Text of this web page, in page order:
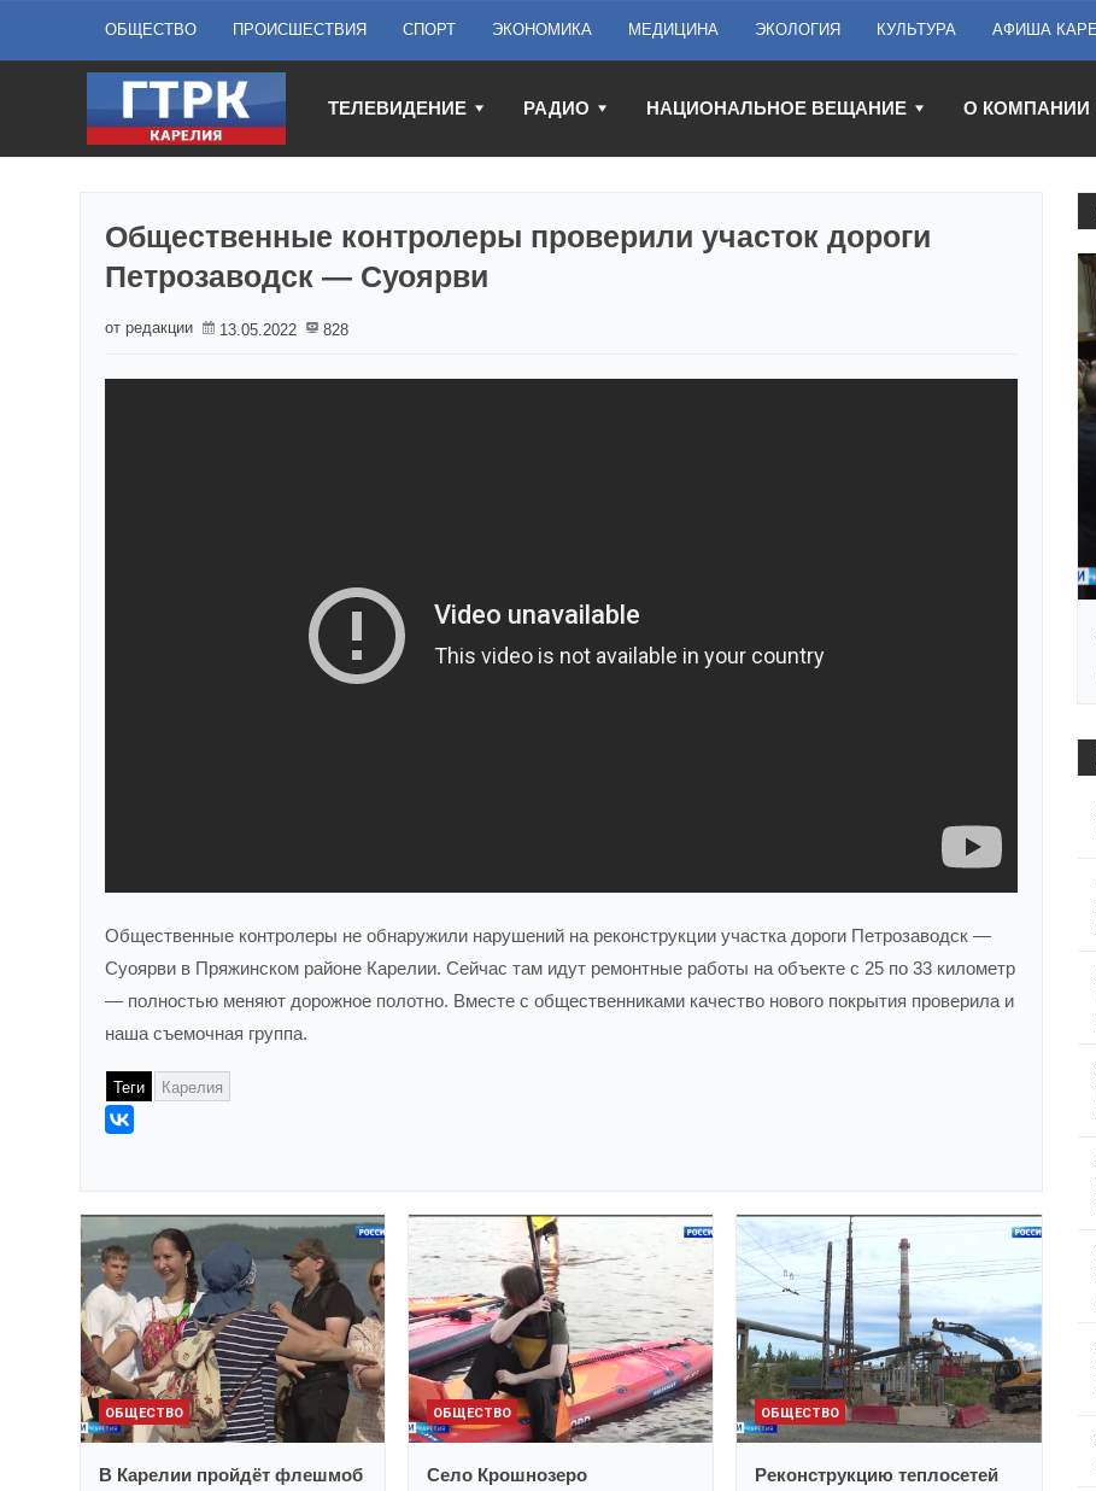
ОБЩЕСТВО ПРОИСШЕСТВИЯ СПОРТ ЭКОНОМИКА МЕДИЦИНА ЭКОЛОГИЯ КУЛЬТУРА АФИША
ТЕЛЕВИДЕНИЕ РАДИО НАЦИОНАЛЬНОЕ ВЕЩАНИЕ О КОМПАНИИ
Общественные контролеры проверили участок дороги
Петрозаводск — Суоярви
от редакции 13.05.2022 828
Общественные контролеры не обнаружили нарушений на реконструкции участка дороги Петрозаводск —
Суоярви в Пряжинском районе Карелии. Сейчас там идут ремонтные работы на объекте с 25 по 33 километр
— полностью меняют дорожное полотно. Вместе с общественниками качество нового покрытия проверила и
наша съемочная группа.
Теги Карелия
ОБЩЕСТВО
В Карелии пройдёт флешмоб
ОБЩЕСТВО
Село Крошнозеро
ОБЩЕСТВО
Реконструкцию теплосетей